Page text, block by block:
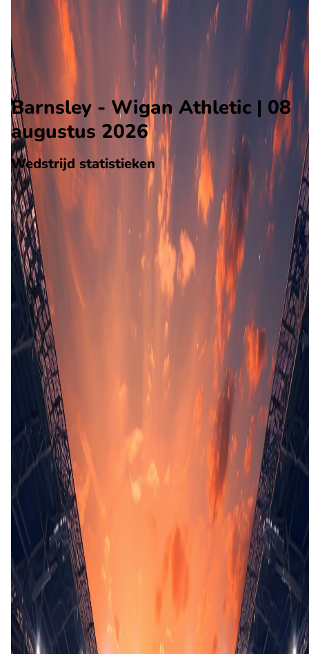
Alle wedstrijden
Opstellingen
Voorspelling
Voorbeschouwing
Barnsley - Wigan Athletic | 08
augustus 2026
Wedstrijd statistieken
Verloop
Statistieken
Eindscore (1 - 1)
Eerste helft
40'
D. Costelloe
Tweede helft
J. Bland(M. Kirk)
T. Brenan(C. Sze)
74'
K. Miller(D. Costelloe)
A. Higgins(C. Barrett)
C. McGeehan(R. Cleary)
(A. Richards)
83'
A. Harris
(S. Perkins)
90'
R. Ravenhill
Penalties
(6 - 5)
1
M. Power
(Penalty)
1
C. McGeehan
(Penalty)